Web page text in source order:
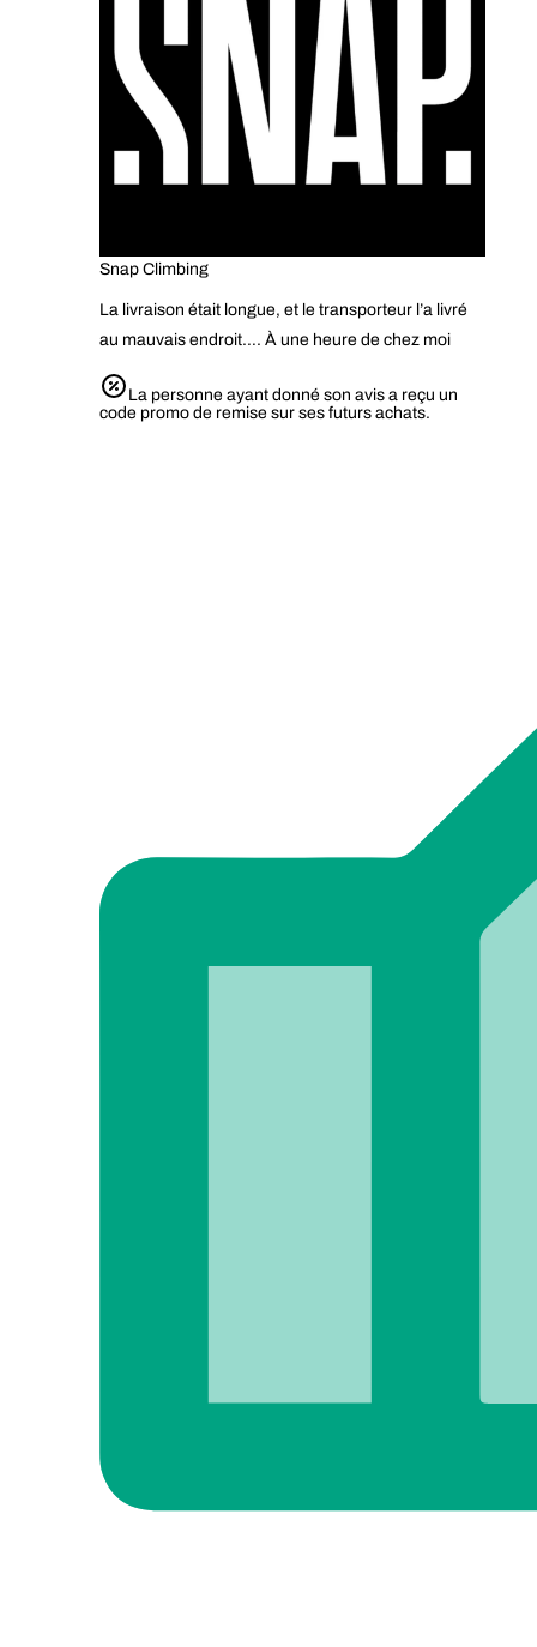
Snap Climbing
La livraison était longue, et le transporteur l’a livré
au mauvais endroit…. À une heure de chez moi
La personne ayant donné son avis a reçu un
code promo de remise sur ses futurs achats.